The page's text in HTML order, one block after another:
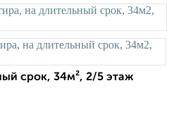
срок, 34м², 2/5 этаж